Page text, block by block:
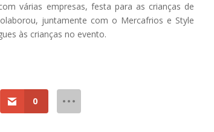
várias empresas, festa para as crianças de
juntamente com o Mercafrios e Style
às crianças no evento.
0